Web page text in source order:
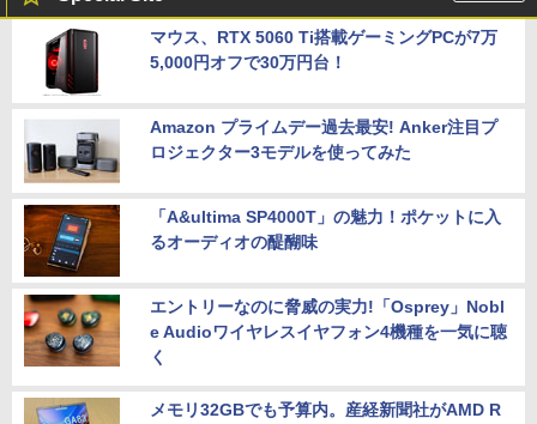
マウス、RTX 5060 Ti搭載ゲーミングPCが7万
5,000円オフで30万円台！
Amazon プライムデー過去最安! Anker注目プ
ロジェクター3モデルを使ってみた
「A&ultima SP4000T」の魅力！ポケットに入
るオーディオの醍醐味
エントリーなのに脅威の実力!「Osprey」Nobl
e Audioワイヤレスイヤフォン4機種を一気に聴
く
メモリ32GBでも予算内。産経新聞社がAMD R